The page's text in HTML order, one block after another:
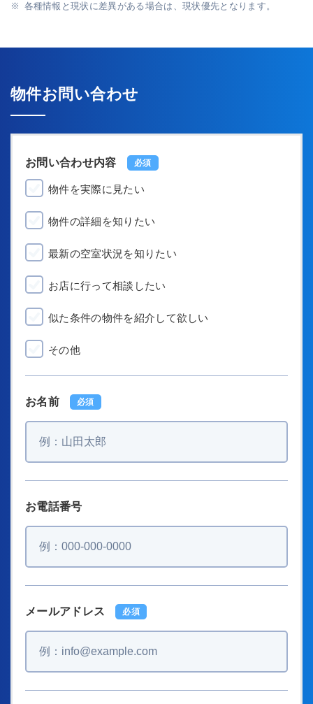
各種情報と現状に差異がある場合は、現状優先となります。
物件お問い合わせ